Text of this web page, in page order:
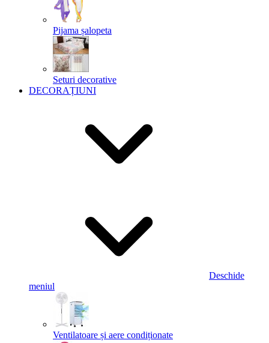
Pijama șalopeta
Seturi decorative
DECORAȚIUNI
Deschide
meniul
Ventilatoare și aere condiționate